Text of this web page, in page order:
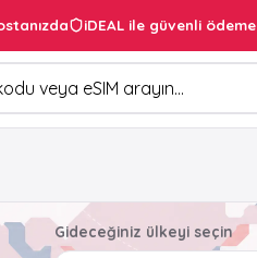
iDEAL ile güvenli ödeme
Gideceğiniz ülkeyi seçin